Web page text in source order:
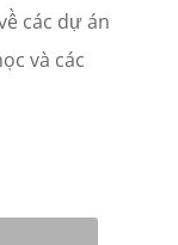
các dự án
và các